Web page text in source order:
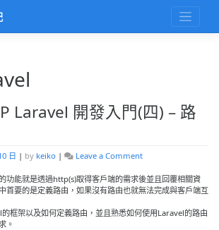
Laravel 開發入門(四) – 路
日 | by keiko | Leave a Commenton
載】
PHP
開
功能就是透過http(s)取得客戶端的需求後並且回覆相關資
首要的是定義路由，如果沒有路由也就無法完成與客戶端互
框架以及如何定義路由，並且熟悉如何使用Laravel的路由
。